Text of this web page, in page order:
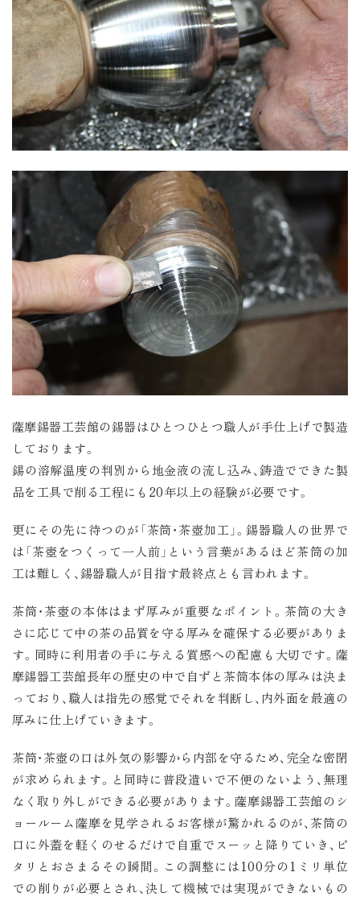
薩摩錫器工芸館の錫器はひとつひとつ職人が手仕上げで製造
しております。
錫の溶解温度の判別から地金液の流し込み、鋳造でできた製
品を工具で削る工程にも20年以上の経験が必要です。
更にその先に待つのが「茶筒・茶壺加工」。錫器職人の世界で
は「茶壺をつくって一人前」という言葉があるほど茶筒の加
工は難しく、錫器職人が目指す最終点とも言われます。
茶筒・茶壺の本体はまず厚みが重要なポイント。茶筒の大き
さに応じて中の茶の品質を守る厚みを確保する必要がありま
す。同時に利用者の手に与える質感への配慮も大切です。薩
摩錫器工芸館長年の歴史の中で自ずと茶筒本体の厚みは決ま
っており、職人は指先の感覚でそれを判断し、内外面を最適の
厚みに仕上げていきます。
茶筒・茶壺の口は外気の影響から内部を守るため、完全な密閉
が求められます。と同時に普段遣いで不便のないよう、無理
なく取り外しができる必要があります。薩摩錫器工芸館のシ
ョールーム薩摩を見学されるお客様が驚かれるのが、茶筒の
口に外蓋を軽くのせるだけで自重でスーッと降りていき、ピ
タリとおさまるその瞬間。この調整には100分の1ミリ単位
での削りが必要とされ、決して機械では実現ができないもの